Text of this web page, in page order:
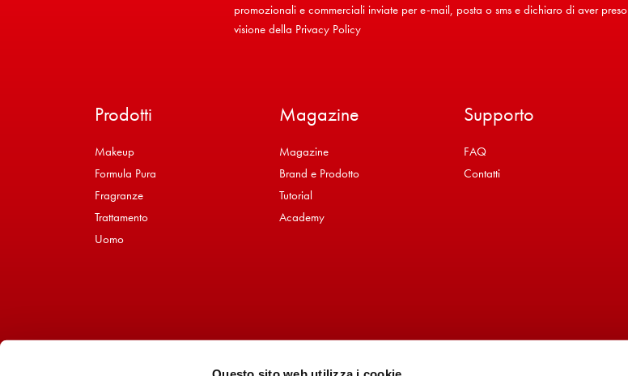
promozionali e commerciali inviate per e-mail, posta o sms e dichiaro di aver preso
visione della Privacy Policy
Prodotti
Makeup
Formula Pura
Fragranze
Trattamento
Uomo
Magazine
Magazine
Brand e Prodotto
Tutorial
Academy
Supporto
FAQ
Contatti